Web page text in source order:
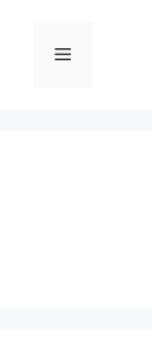
القائمة